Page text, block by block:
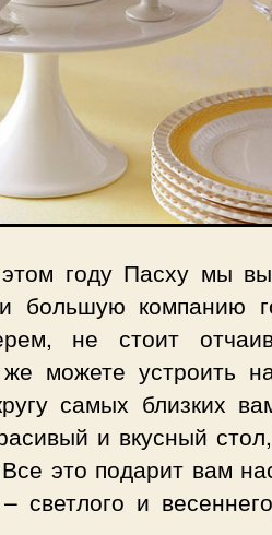
году Пасху мы
большую компанию
не стоит
можете устроить
самых близких
и вкусный
это подарит вам
светлого и